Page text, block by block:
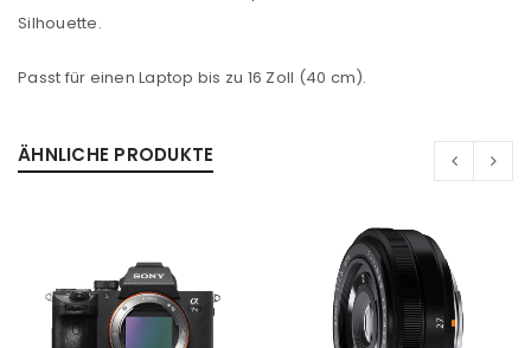
PASSWORT VERGESSEN?
REGISTRIEREN
Ein Link zum Erstellen eines neuen Passworts wird an
Silhouette.
Passt für einen Laptop bis zu 16 Zoll (40 cm).
ÄHNLICHE PRODUKTE